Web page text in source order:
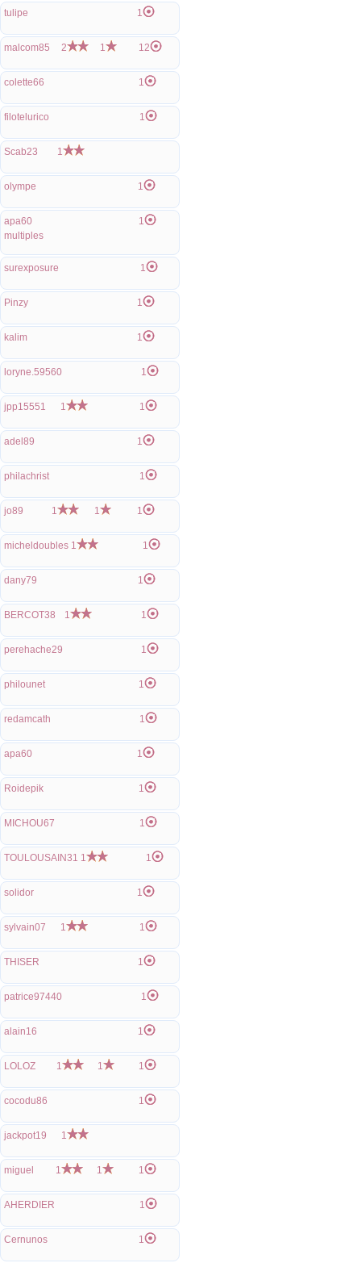
tulipe 1
malcom85 2 1 12
colette66 1
filotelurico 1
Scab23 1
olympe 1
apa60
multiples
1
surexposure 1
Pinzy 1
kalim 1
loryne.59560 1
jpp15551 1 1
adel89 1
philachrist 1
jo89 1 1 1
micheldoubles 1 1
dany79 1
BERCOT38 1 1
perehache29 1
philounet 1
redamcath 1
apa60 1
Roidepik 1
MICHOU67 1
TOULOUSAIN31 1 1
solidor 1
sylvain07 1 1
THISER 1
patrice97440 1
alain16 1
LOLOZ 1 1 1
cocodu86 1
jackpot19 1
miguel 1 1 1
AHERDIER 1
Cernunos 1